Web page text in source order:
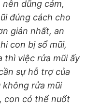
dũng cảm,
đúng cách cho
giản nhất, an
con bị sổ mũi,
thì việc rửa mũi ấy
sự hỗ trợ của
rửa mũi
con có thể nuốt